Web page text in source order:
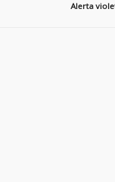
Alerta